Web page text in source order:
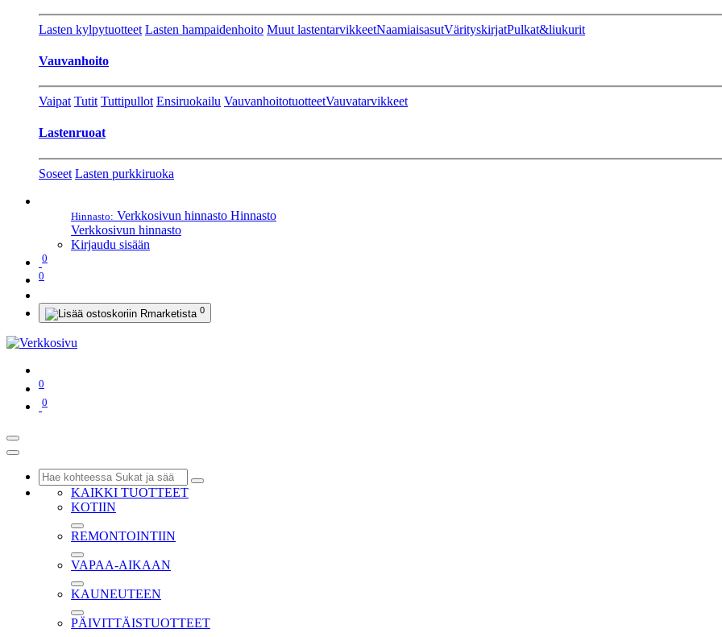
Lasten kylpytuotteet Lasten hampaidenhoito Muut lastentarvikkeetNaamiaisasutVärityskirjatPulkat&liukurit
Vauvanhoito
Vaipat Tutit Tuttipullot Ensiruokailu VauvanhoitotuotteetVauvatarvikkeet
Lastenruoat
Soseet Lasten purkkiruoka
Hinnasto: Verkkosivun hinnasto Hinnasto
Verkkosivun hinnasto
Kirjaudu sisään
0
0
0
0
0
KAIKKI TUOTTEET
KOTIIN
REMONTOINTIIN
VAPAA-AIKAAN
KAUNEUTEEN
PÄIVITTÄISTUOTTEET